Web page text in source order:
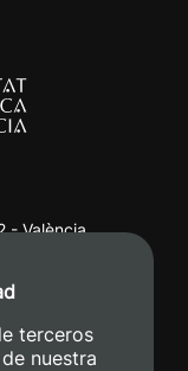
- València
terceros
nuestra